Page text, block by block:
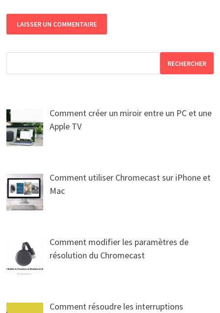
RECHERCHER
Comment créer un miroir entre un PC et une
Apple TV
Comment utiliser Chromecast sur iPhone et
Mac
Comment modifier les paramètres de
résolution du Chromecast
Comment résoudre les interruptions